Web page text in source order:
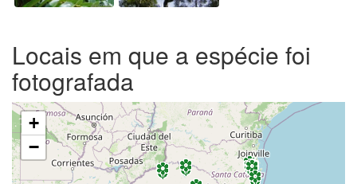
Locais em que a espécie foi
fotografada
+
−